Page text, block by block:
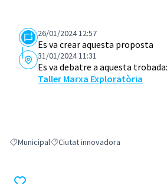
26/01/2024 12:57
Es va crear aquesta proposta
31/01/2024 11:31
Es va debatre a aquesta trobada:
Taller Marxa Exploratòria
Resultats en filtrar per: Municipal
MunicipalResultats en filtrar per: Ciutat
Ciutat innovadora